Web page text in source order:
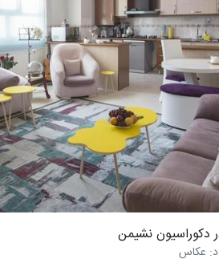
دکوراسیون نشیمن
عکاس